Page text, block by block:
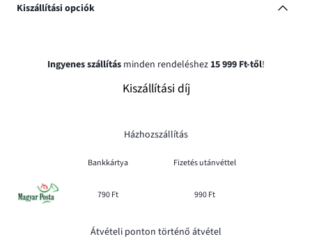
Kiszállítási opciók
Ingyenes szállítás minden rendeléshez 15 999 Ft-től!
Kiszállítási díj
Házhozszállítás
Bankkártya Fizetés utánvéttel
790 Ft 990 Ft
Átvételi ponton történő átvétel